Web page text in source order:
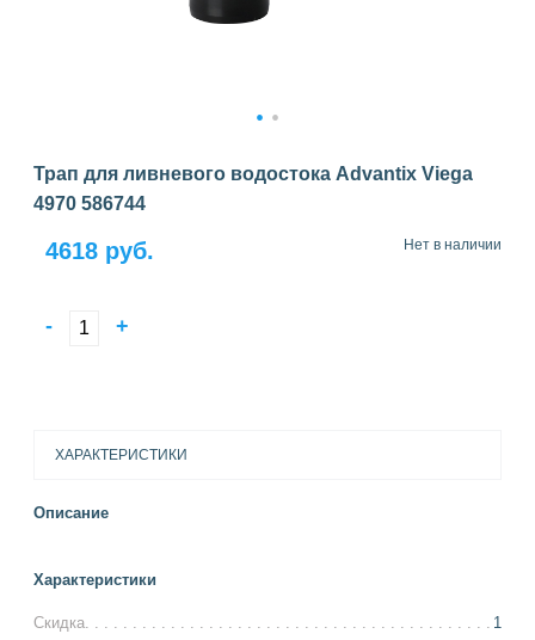
1 2
Трап для ливневого водостока Advantix Viega
4970 586744
4618 руб. Нет в наличии
- +
ХАРАКТЕРИСТИКИ
Описание
Характеристики
Скидка
1